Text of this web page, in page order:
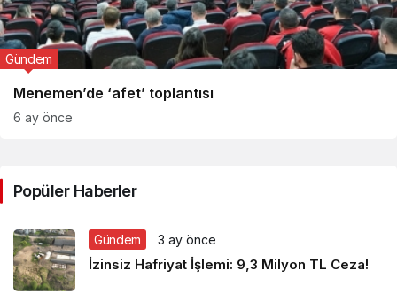
Menemen’de ‘afet’ toplantısı
Gündem
6 ay önce
Popüler Haberler
Gündem 3 ay önce
İzinsiz Hafriyat İşlemi: 9,3 Milyon TL Ceza!